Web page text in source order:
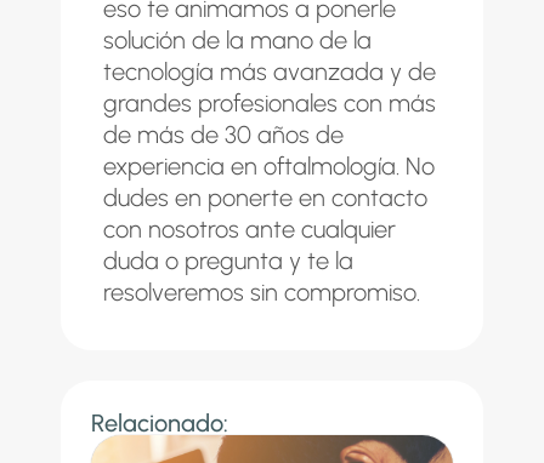
eso te animamos a ponerle
solución de la mano de la
tecnología más avanzada y de
grandes profesionales con más
de más de 30 años de
experiencia en oftalmología. No
dudes en ponerte en contacto
con nosotros ante cualquier
duda o pregunta y te la
resolveremos sin compromiso.
Relacionado: